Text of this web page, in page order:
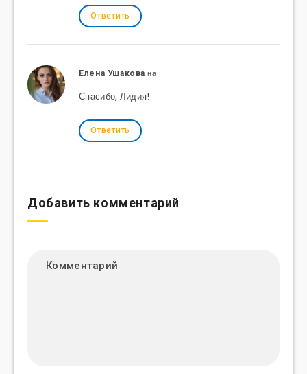
Ответить
Елена Ушакова на
Спасибо, Лидия!
Ответить
Добавить комментарий